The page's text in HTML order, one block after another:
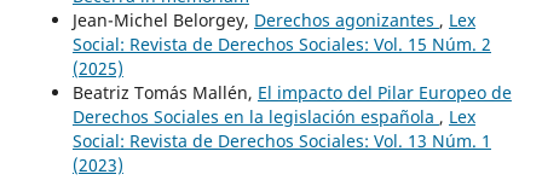
Jean-Michel Belorgey, Derechos agonizantes , Lex
Social: Revista de Derechos Sociales: Vol. 15 Núm. 2
(2025)
Beatriz Tomás Mallén, El impacto del Pilar Europeo de
Derechos Sociales en la legislación española , Lex
Social: Revista de Derechos Sociales: Vol. 13 Núm. 1
(2023)